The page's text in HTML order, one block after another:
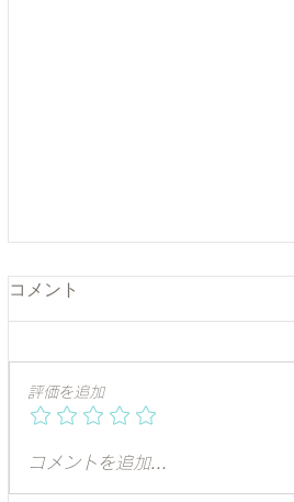
山梨県庁 表敬訪問（JYSF支
援・連携のお願い）
コメント
評価を追加
コメントを追加…